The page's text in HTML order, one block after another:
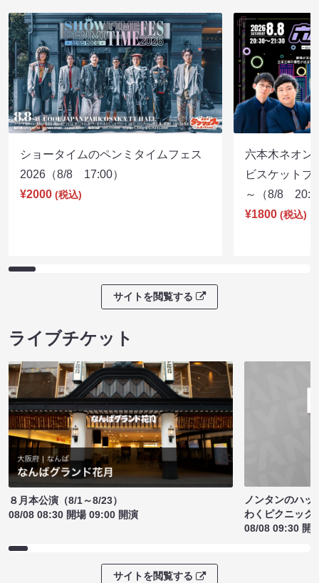
ショータイムのペンミタイムフェス
2026（8/8 17:00）
¥2000 (税込)
六本木ネオン
ビスケットブ
～（8/8
¥1800 (税込)
サイトを閲覧する
ライブチケット
８月本公演（8/1～8/23）
08/08 08:30 開場 09:00 開演
ノンタンのハッ
わくピクニック
08/08 09:30 開
サイトを閲覧する